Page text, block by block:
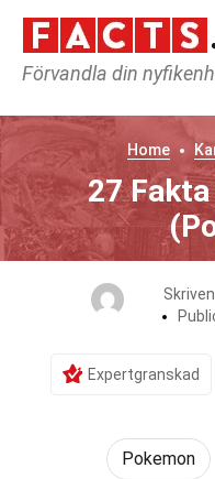
Förvandla din
Home
27
Expertgranskad
Pokemon